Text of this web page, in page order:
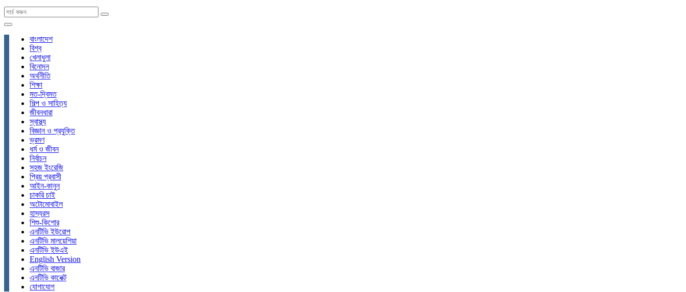
বাংলাদেশ
বিশ্ব
খেলাধুলা
বিনোদন
অর্থনীতি
শিক্ষা
মত-দ্বিমত
শিল্প ও সাহিত্য
জীবনধারা
স্বাস্থ্য
বিজ্ঞান ও প্রযুক্তি
ভ্রমণ
ধর্ম ও জীবন
নির্বাচন
সহজ ইংরেজি
প্রিয় প্রবাসী
আইন-কানুন
চাকরি চাই
অটোমোবাইল
হাস্যরস
শিশু-কিশোর
এনটিভি ইউরোপ
এনটিভি মালয়েশিয়া
এনটিভি ইউএই
English Version
এনটিভি বাজার
এনটিভি কানেক্ট
যোগাযোগ